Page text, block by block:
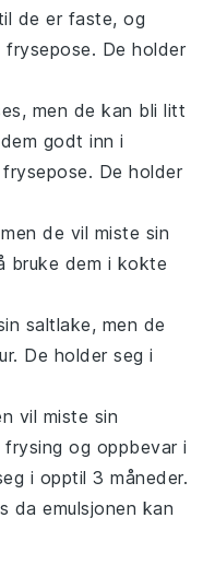
de er faste, og
De holder
men de kan bli litt
godt inn i
De holder
de vil miste sin
bruke dem i kokte
saltlake, men de
De holder seg i
vil miste sin
og oppbevar i
i opptil 3 måneder.
da emulsjonen kan